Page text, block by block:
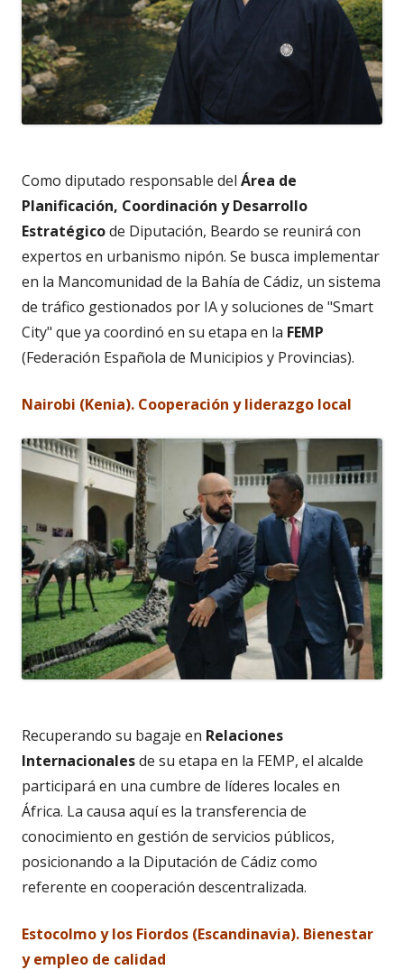
Como diputado responsable del Área de
Planificación, Coordinación y Desarrollo
Estratégicode Diputación, Beardo se reunirá con
expertos en urbanismo nipón. Se busca implementar
en la Mancomunidad de la Bahía de Cádiz, un sistema
de tráfico gestionados por IA y soluciones de "Smart
City" que ya coordinó en su etapa en la FEMP
(Federación Española de Municipios y Provincias).
Nairobi (Kenia). Cooperación y liderazgo local
Recuperando su bagaje en Relaciones
Internacionalesde su etapa en la FEMP, el alcalde
participará en una cumbre de líderes locales en
África. La causa aquí es la transferencia de
conocimiento en gestión de servicios públicos,
posicionando a la Diputación de Cádiz como
referente en cooperación descentralizada.
Estocolmo y los Fiordos (Escandinavia). Bienestar
y empleo de calidad